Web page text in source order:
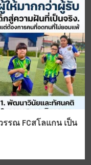
รณ FCสโลแกน เป็น